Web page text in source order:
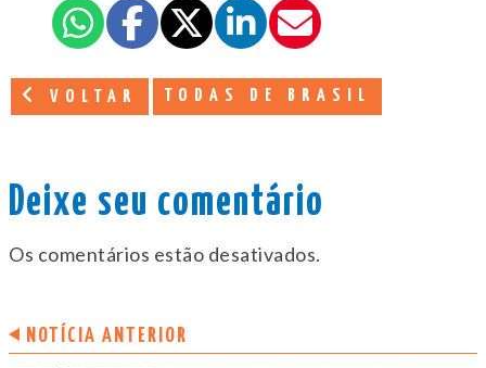
VOLTAR TODAS DE BRASIL
Deixe seu comentário
Os comentários estão desativados.
NOTÍCIA ANTERIOR